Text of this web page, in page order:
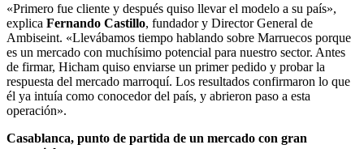
«Primero fue cliente y después quiso llevar el modelo a su país»,
explica Fernando Castillo, fundador y Director General de
Ambiseint. «Llevábamos tiempo hablando sobre Marruecos porque
es un mercado con muchísimo potencial para nuestro sector. Antes
de firmar, Hicham quiso enviarse un primer pedido y probar la
respuesta del mercado marroquí. Los resultados confirmaron lo que
él ya intuía como conocedor del país, y abrieron paso a esta
operación».
Casablanca, punto de partida de un mercado con gran